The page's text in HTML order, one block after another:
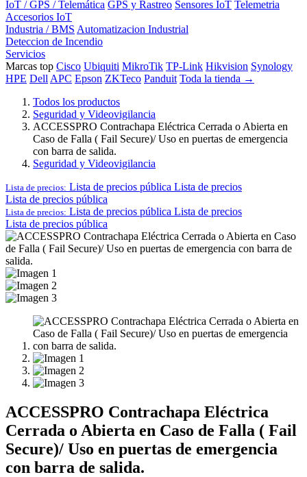
IoT / GPS / Telemática GPS y Rastreo Sensores IoT Telemetria
Accesorios IoT
Industria / BMS Automatizacion Industrial
Deteccion de Incendio
Servicios
Marcas top Cisco Ubiquiti MikroTik TP-Link Hikvision Synology
HPE Dell APC Epson ZKTeco Panduit Toda la tienda →
Todos los productos
Seguridad y Videovigilancia
ACCESSPRO Contrachapa Eléctrica Cerrada o Abierta en
Caso de Falla ( Fail Secure)/ Uso en puertas de emergencia
con barra de salida.
Seguridad y Videovigilancia
Lista de precios: Lista de precios pública Lista de precios
Lista de precios pública
Lista de precios: Lista de precios pública Lista de precios
Lista de precios pública
ACCESSPRO Contrachapa Eléctrica
Cerrada o Abierta en Caso de Falla ( Fail
Secure)/ Uso en puertas de emergencia
con barra de salida.